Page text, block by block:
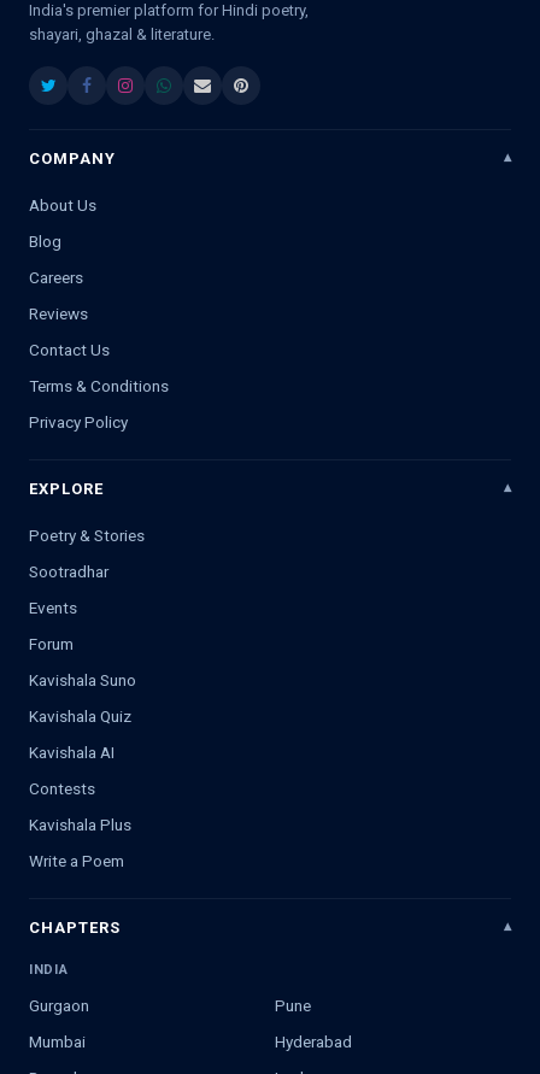
India's premier platform for Hindi poetry,
shayari, ghazal & literature.
COMPANY
About Us
Blog
Careers
Reviews
Contact Us
Terms & Conditions
Privacy Policy
EXPLORE
Poetry & Stories
Sootradhar
Events
Forum
Kavishala Suno
Kavishala Quiz
Kavishala AI
Contests
Kavishala Plus
Write a Poem
CHAPTERS
INDIA
Gurgaon
Pune
Mumbai
Hyderabad